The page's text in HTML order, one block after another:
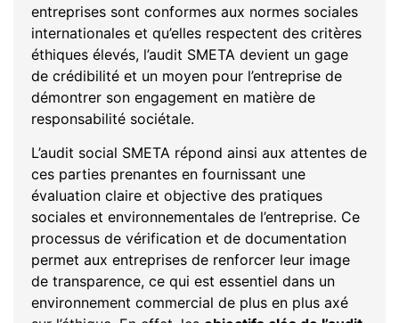
entreprises sont conformes aux normes sociales
internationales et qu’elles respectent des critères
éthiques élevés, l’audit SMETA devient un gage
de crédibilité et un moyen pour l’entreprise de
démontrer son engagement en matière de
responsabilité sociétale.
L’audit social SMETA répond ainsi aux attentes de
ces parties prenantes en fournissant une
évaluation claire et objective des pratiques
sociales et environnementales de l’entreprise. Ce
processus de vérification et de documentation
permet aux entreprises de renforcer leur image
de transparence, ce qui est essentiel dans un
environnement commercial de plus en plus axé